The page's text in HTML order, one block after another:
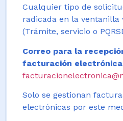
Cualquier tipo de
radicada en la ventanilla
(Trámite, servicio o
Correo para la
facturación
Solo se gestionan
electrónicas por este